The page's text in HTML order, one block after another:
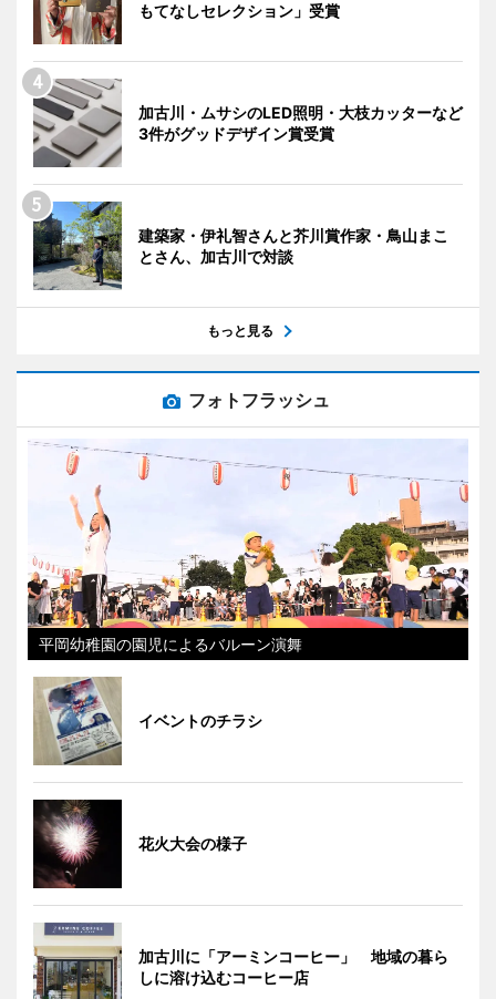
もてなしセレクション」受賞
加古川・ムサシのLED照明・大枝カッターなど
3件がグッドデザイン賞受賞
建築家・伊礼智さんと芥川賞作家・鳥山まこ
とさん、加古川で対談
もっと見る
フォトフラッシュ
平岡幼稚園の園児によるバルーン演舞
イベントのチラシ
花火大会の様子
加古川に「アーミンコーヒー」 地域の暮ら
しに溶け込むコーヒー店